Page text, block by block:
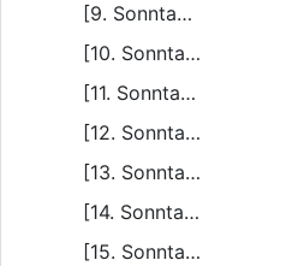
[9. Sonntag nach Trinitatis]
[10. Sonntag nach Trinitatis]
[11. Sonntag nach Trinitatis]
[12. Sonntag nach Trinitatis]
[13. Sonntag nach Trinitatis]
[14. Sonntag nach Trinitatis]
[15. Sonntag nach Trinitatis]